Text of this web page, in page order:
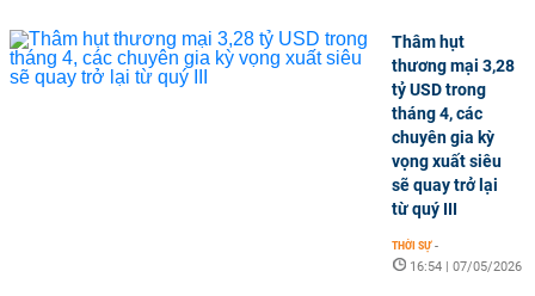
Thâm hụt
thương mại 3,28
tỷ USD trong
tháng 4, các
chuyên gia kỳ
vọng xuất siêu
sẽ quay trở lại
từ quý III
THỜI SỰ -
16:54 | 07/05/2026